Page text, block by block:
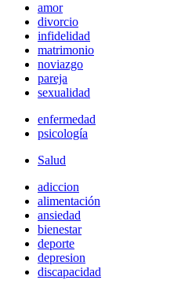
amor
divorcio
infidelidad
matrimonio
noviazgo
pareja
sexualidad
enfermedad
psicología
Salud
adiccion
alimentación
ansiedad
bienestar
deporte
depresion
discapacidad